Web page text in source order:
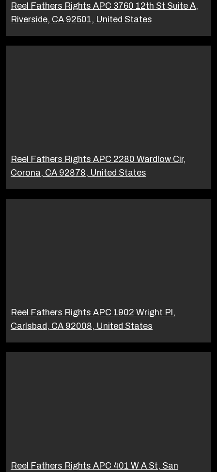
Reel Fathers Rights APC 3760 12th St Suite A,
Riverside, CA 92501, United States
Reel Fathers Rights APC 2280 Wardlow Cir,
Corona, CA 92878, United States
Reel Fathers Rights APC 1902 Wright Pl,
Carlsbad, CA 92008, United States
Reel Fathers Rights APC 401 W A St, San